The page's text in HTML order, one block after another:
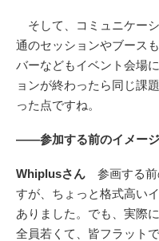
そして、コミュニケー
通のセッションやブース
バーなどもイベント会場
ョンが終わったら同じ課
った点ですね。
――参加する前のイメージ
Whiplusさん 参画する前
すが、ちょっと格式高い
ありました。でも、実際
全員若くて、皆フラット